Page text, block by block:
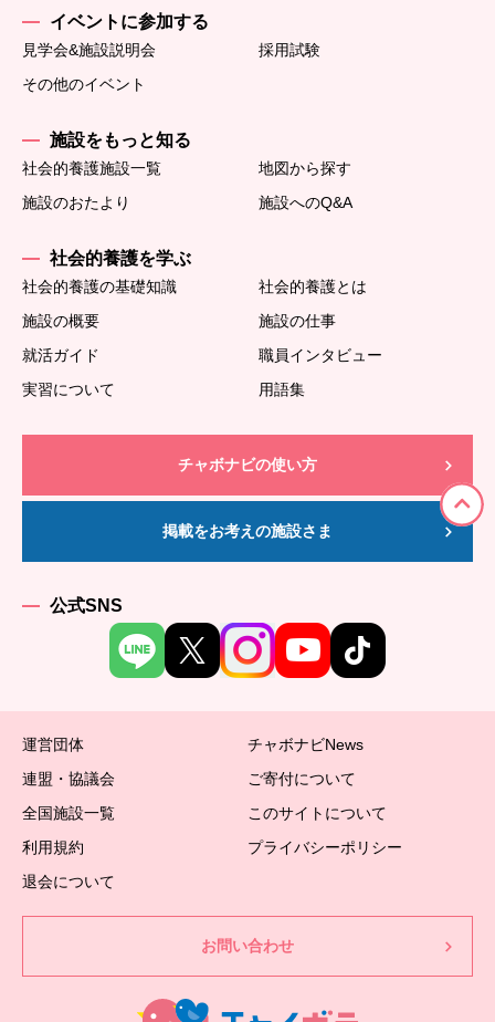
イベントに参加する
見学会&施設説明会
採用試験
その他のイベント
施設をもっと知る
社会的養護施設一覧
地図から探す
施設のおたより
施設へのQ&A
社会的養護を学ぶ
社会的養護の基礎知識
社会的養護とは
施設の概要
施設の仕事
就活ガイド
職員インタビュー
実習について
用語集
チャボナビの使い方
掲載をお考えの施設さま
公式SNS
運営団体
チャボナビNews
連盟・協議会
ご寄付について
全国施設一覧
このサイトについて
利用規約
プライバシーポリシー
退会について
お問い合わせ